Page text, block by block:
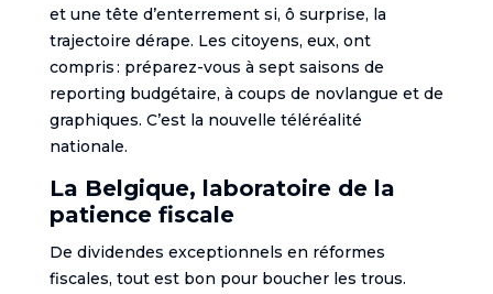
et une tête d’enterrement si, ô surprise, la
trajectoire dérape. Les citoyens, eux, ont
compris : préparez-vous à sept saisons de
reporting budgétaire, à coups de novlangue et de
graphiques. C’est la nouvelle téléréalité
nationale.
La Belgique, laboratoire de la
patience fiscale
De dividendes exceptionnels en réformes
fiscales, tout est bon pour boucher les trous.